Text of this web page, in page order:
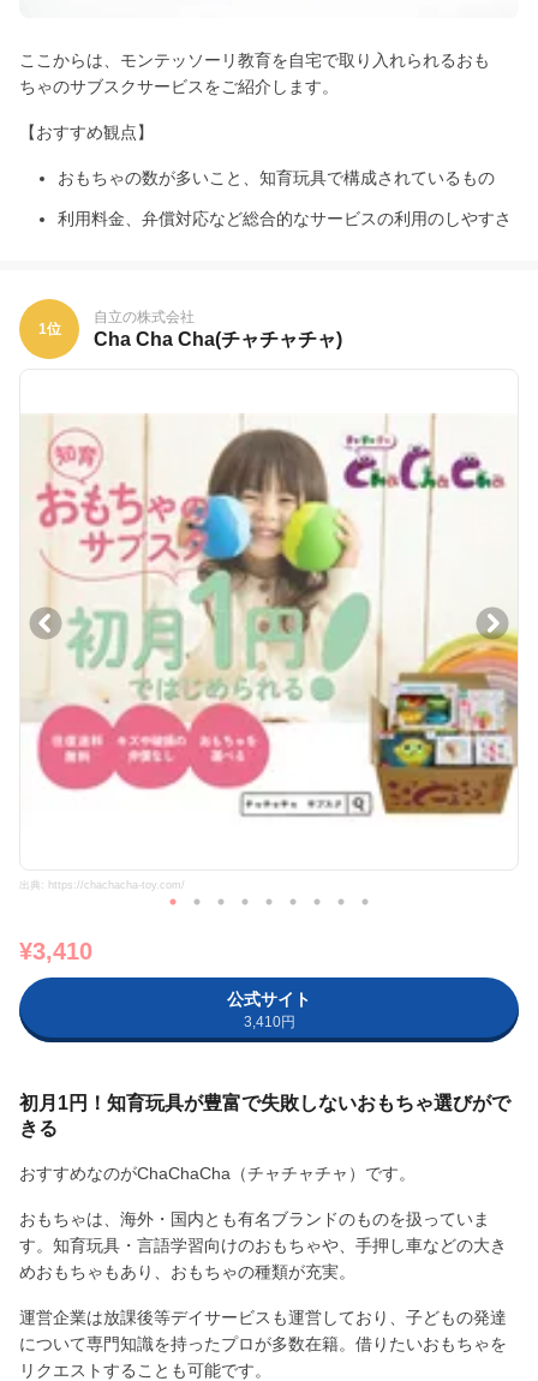
ここからは、モンテッソーリ教育を自宅で取り入れられるおも
ちゃのサブスクサービスをご紹介します。
【おすすめ観点】
おもちゃの数が多いこと、知育玩具で構成されているもの
利用料金、弁償対応など総合的なサービスの利用のしやすさ
1位
自立の株式会社
Cha Cha Cha(チャチャチャ)
出典: https://chachacha-toy.com/
¥3,410
公式サイト
3,410円
初月1円！知育玩具が豊富で失敗しないおもちゃ選びがで
きる
おすすめなのがChaChaCha（チャチャチャ）です。
おもちゃは、海外・国内とも有名ブランドのものを扱っていま
す。知育玩具・言語学習向けのおもちゃや、手押し車などの大き
めおもちゃもあり、おもちゃの種類が充実。
運営企業は放課後等デイサービスも運営しており、子どもの発達
について専門知識を持ったプロが多数在籍。借りたいおもちゃを
リクエストすることも可能です。